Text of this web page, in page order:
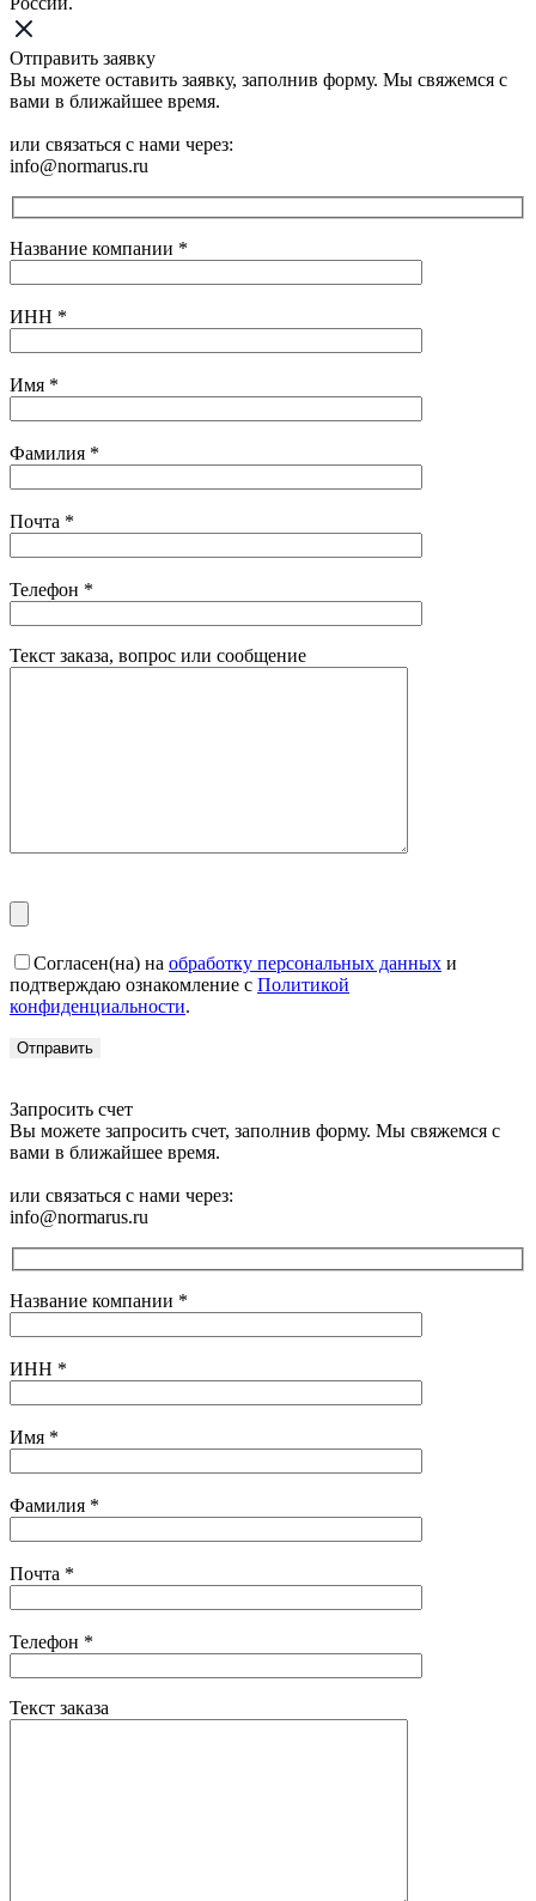
Отправить заявку
Вы можете оставить заявку, заполнив форму. Мы свяжемся с
вами в ближайшее время.
или связаться с нами через:
info@normarus.ru
Название компании *
ИНН *
Имя *
Фамилия *
Почта *
Телефон *
Текст заказа, вопрос или сообщение
Согласен(на) на обработку персональных данных и
подтверждаю ознакомление с Политикой
конфиденциальности.
Запросить счет
Вы можете запросить счет, заполнив форму. Мы свяжемся с
вами в ближайшее время.
или связаться с нами через:
info@normarus.ru
Название компании *
ИНН *
Имя *
Фамилия *
Почта *
Телефон *
Текст заказа